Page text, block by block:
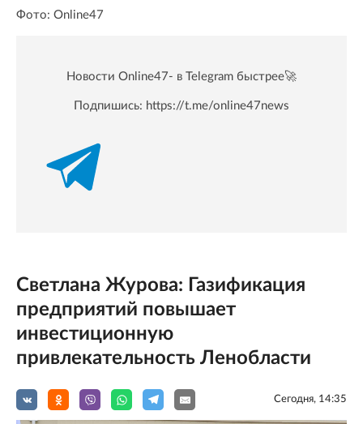
Фото: Online47
Новости Online47- в Telegram быстрее🚀
Подпишись: https://t.me/online47news
Светлана Журова: Газификация
предприятий повышает
инвестиционную
привлекательность Ленобласти
Сегодня, 14:35